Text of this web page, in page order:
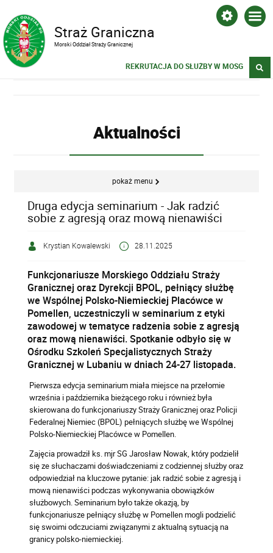
Straż Graniczna
Morski Oddział Straży Granicznej
REKRUTACJA DO SŁUŻBY W MOSG
Aktualności
pokaż menu
Druga edycja seminarium - Jak radzić
sobie z agresją oraz mową nienawiści
Krystian Kowalewski 28.11.2025
Funkcjonariusze Morskiego Oddziału Straży
Granicznej oraz Dyrekcji BPOL, pełniący służbę
we Wspólnej Polsko-Niemieckiej Placówce w
Pomellen, uczestniczyli w seminarium z etyki
zawodowej w tematyce radzenia sobie z agresją
oraz mową nienawiści. Spotkanie odbyło się w
Ośrodku Szkoleń Specjalistycznych Straży
Granicznej w Lubaniu w dniach 24-27 listopada.
Pierwsza edycja seminarium miała miejsce na przełomie
września i października bieżącego roku i również była
skierowana do funkcjonariuszy Straży Granicznej oraz Policji
Federalnej Niemiec (BPOL) pełniących służbę we Wspólnej
Polsko-Niemieckiej Placówce w Pomellen.
Zajęcia prowadził ks. mjr SG Jarosław Nowak, który podzielił
się ze słuchaczami doświadczeniami z codziennej służby oraz
odpowiedział na kluczowe pytanie: jak radzić sobie z agresją i
mową nienawiści podczas wykonywania obowiązków
służbowych. Seminarium było także okazją, by
funkcjonariusze pełniący służbę w Pomellen mogli podzielić
się swoimi odczuciami związanymi z aktualną sytuacją na
granicy polsko-niemieckiej.